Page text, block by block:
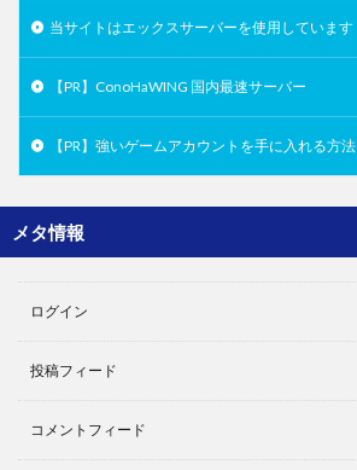
当サイトはエックスサーバーを使用しています
【PR】ConoHaWING 国内最速サーバー
【PR】強いゲームアカウントを手に入れる方法
メタ情報
ログイン
投稿フィード
コメントフィード